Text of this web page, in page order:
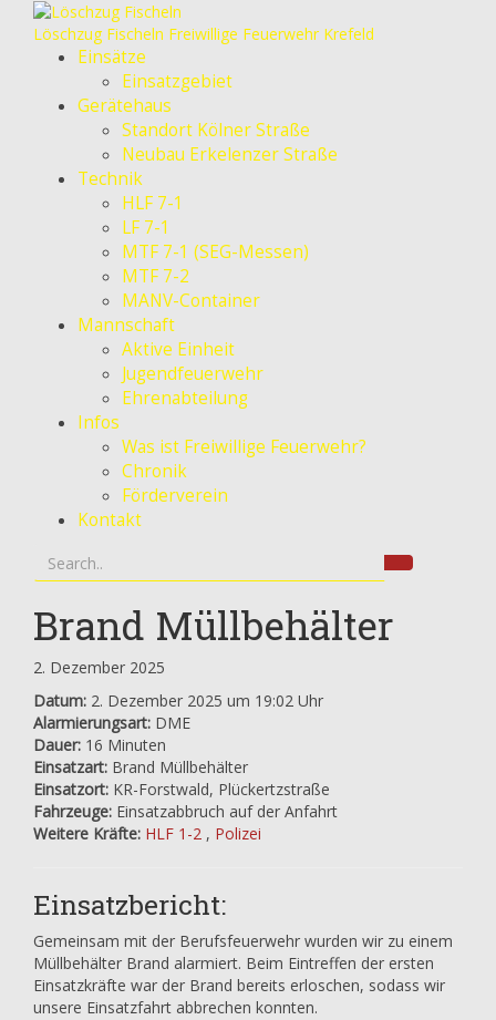
Löschzug Fischeln Freiwillige Feuerwehr Krefeld
Einsätze
Einsatzgebiet
Gerätehaus
Standort Kölner Straße
Neubau Erkelenzer Straße
Technik
HLF 7-1
LF 7-1
MTF 7-1 (SEG-Messen)
MTF 7-2
MANV-Container
Mannschaft
Aktive Einheit
Jugendfeuerwehr
Ehrenabteilung
Infos
Was ist Freiwillige Feuerwehr?
Chronik
Förderverein
Kontakt
Brand Müllbehälter
2. Dezember 2025
Datum: 2. Dezember 2025 um 19:02 Uhr
Alarmierungsart: DME
Dauer: 16 Minuten
Einsatzart: Brand Müllbehälter
Einsatzort: KR-Forstwald, Plückertzstraße
Fahrzeuge: Einsatzabbruch auf der Anfahrt
Weitere Kräfte: HLF 1-2 , Polizei
Einsatzbericht:
Gemeinsam mit der Berufsfeuerwehr wurden wir zu einem
Müllbehälter Brand alarmiert. Beim Eintreffen der ersten
Einsatzkräfte war der Brand bereits erloschen, sodass wir
unsere Einsatzfahrt abbrechen konnten.